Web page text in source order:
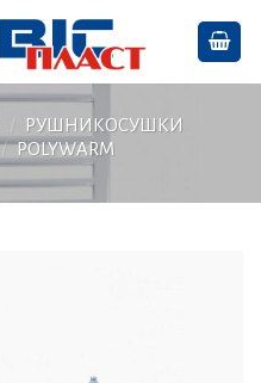
/
РУШНИКОСУШКИ
/ POLYWARM